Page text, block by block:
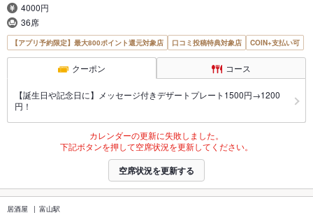
4000円
36席
【アプリ予約限定】最大800ポイント還元対象店 口コミ投稿特典対象店 COIN+支払い可
クーポン コース
【誕生日や記念日に】メッセージ付きデザートプレート1500円→1200
円！
カレンダーの更新に失敗しました。
下記ボタンを押して空席状況を更新してください。
空席状況を更新する
居酒屋 富山駅